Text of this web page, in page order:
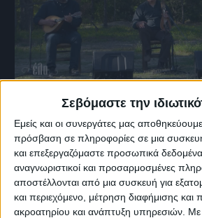
Σεβόμαστε την
Εμείς και οι συνεργάτες μας
πρόσβαση σε πληροφορίες σε μια
και επεξεργαζόμαστε προσωπικά
αναγνωριστικοί και προσαρμοσμένες
αποστέλλονται από μια συσκευή για
και περιεχόμενο, μέτρηση διαφήμισης και
ακροατηρίου και ανάπτυξη υπηρεσιών. Με
22 Ιουνίου, 2025
Σταυροχώρι | Β Μέρος